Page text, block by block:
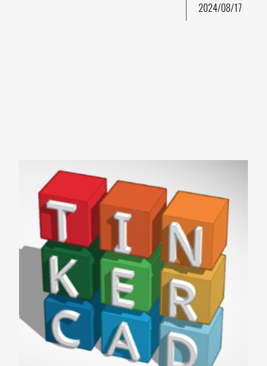
2024/08/17